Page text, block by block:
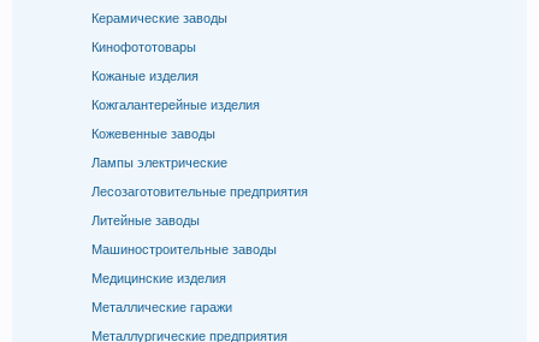
Керамические заводы
Кинофототовары
Кожаные изделия
Кожгалантерейные изделия
Кожевенные заводы
Лампы электрические
Лесозаготовительные предприятия
Литейные заводы
Машиностроительные заводы
Медицинские изделия
Металлические гаражи
Металлургические предприятия